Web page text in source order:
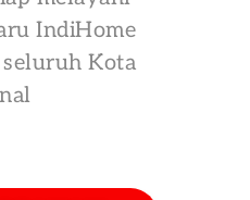
IndiHome
Kota